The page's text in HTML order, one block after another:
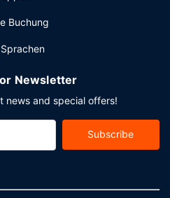
Buchung
Newsletter
news and special offers!
Subscribe